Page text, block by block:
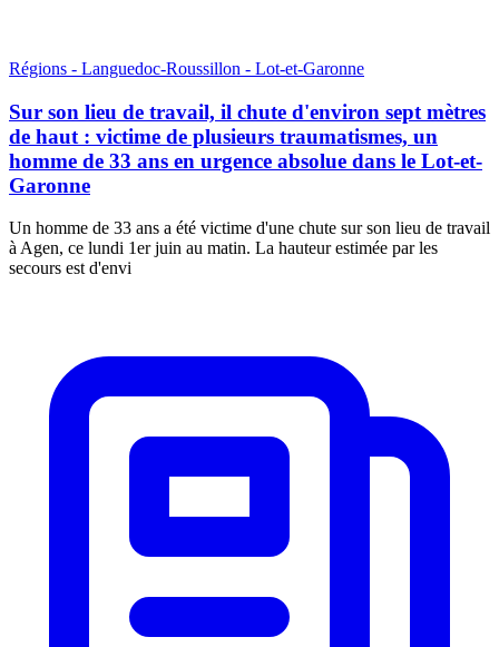
Régions - Languedoc-Roussillon - Lot-et-Garonne
Sur son lieu de travail, il chute d'environ sept mètres
de haut : victime de plusieurs traumatismes, un
homme de 33 ans en urgence absolue dans le Lot-et-
Garonne
Un homme de 33 ans a été victime d'une chute sur son lieu de travail
à Agen, ce lundi 1er juin au matin. La hauteur estimée par les
secours est d'envi